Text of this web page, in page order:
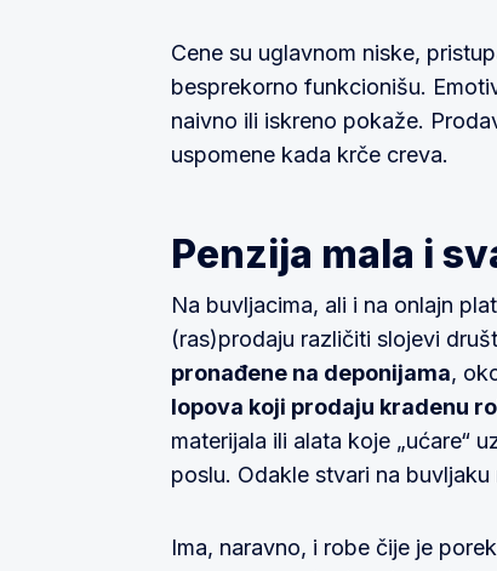
Cene su uglavnom niske,
besprekorno funkcionišu.
naivno ili iskreno pokaže.
uspomene kada krče creva.
Penzija mala i
Na buvljacima, ali i na onlajn
(ras)prodaju različiti slojevi
pronađene na deponijama,
lopova koji prodaju kradenu
materijala ili alata koje „ućare“
poslu. Odakle stvari na
Ima, naravno, i robe čije je